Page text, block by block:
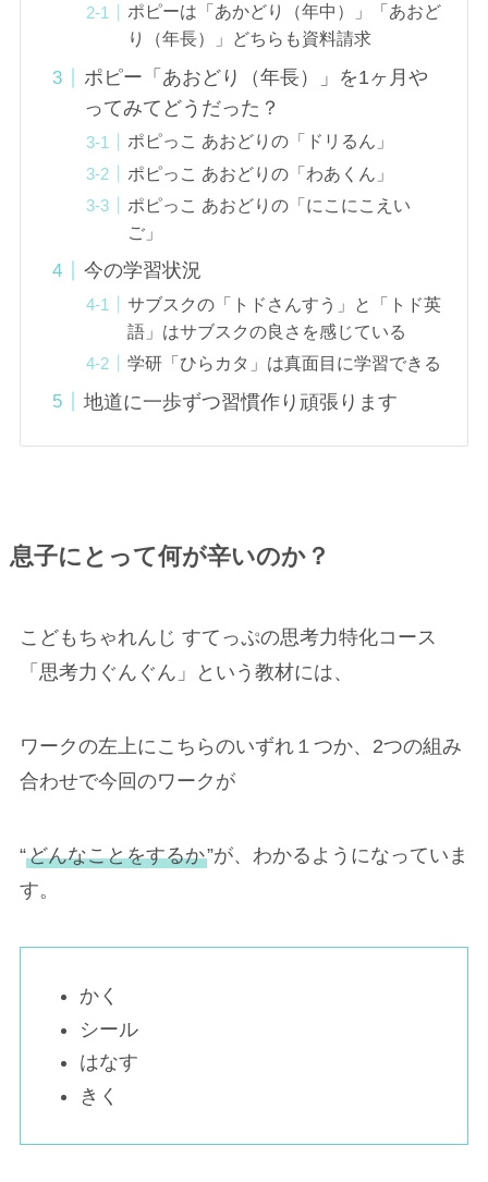
ポピーは「あかどり（年中）」「あおど
り（年長）」どちらも資料請求
ポピー「あおどり（年長）」を1ヶ月や
ってみてどうだった？
ポピっこ あおどりの「ドリるん」
ポピっこ あおどりの「わあくん」
ポピっこ あおどりの「にこにこえい
ご」
今の学習状況
サブスクの「トドさんすう」と「トド英
語」はサブスクの良さを感じている
学研「ひらカタ」は真面目に学習できる
地道に一歩ずつ習慣作り頑張ります
息子にとって何が辛いのか？
こどもちゃれんじ すてっぷの思考力特化コース
「思考力ぐんぐん」という教材には、
ワークの左上にこちらのいずれ１つか、2つの組み
合わせで今回のワークが
“どんなことをするか”が、わかるようになっていま
す。
かく
シール
はなす
きく